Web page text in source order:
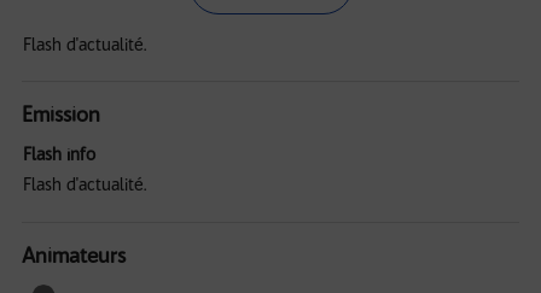
Flash d'actualité.
Emission
Flash info
Flash d'actualité.
Animateurs